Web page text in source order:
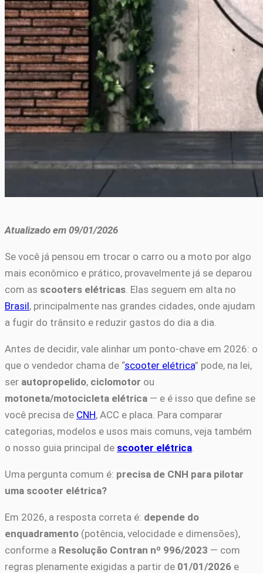
Atualizado em 09/01/2026
Se você já pensou em trocar o carro ou a moto por algo
mais econômico e prático, provavelmente já se deparou
com as scooters elétricas . Elas seguem em alta no
Brasil, principalmente nas grandes cidades, onde ajudam
a fugir do trânsito e reduzir gastos do dia a dia.
Antes de decidir, vale alinhar um ponto-chave em 2026: o
que o vendedor chama de “scooter elétrica” pode, na lei,
ser autopropelido, ciclomotor ou
motoneta/motocicleta elétrica — e é isso que define se
você precisa de CNH, ACC e placa. Para comparar
categorias, modelos e usos mais comuns, veja também
o nosso guia principal de scooter elétrica
Uma pergunta comum é: precisa de CNH para pilotar
uma scooter elétrica?
Em 2026, a resposta correta é: depende do
enquadramento (potência, velocidade e dimensões),
conforme a Resolução Contran nº 996/2023 — com
regras plenamente exigidas a partir de 01/01/2026 e